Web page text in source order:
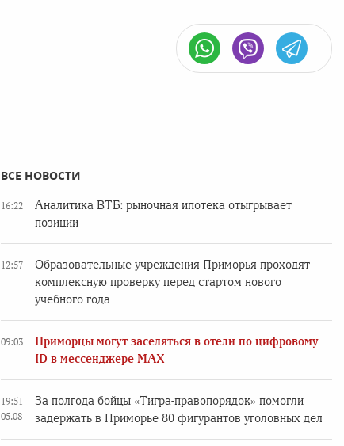
ВСЕ НОВОСТИ
16:22
Аналитика ВТБ: рыночная ипотека отыгрывает
позиции
12:57
Образовательные учреждения Приморья проходят
комплексную проверку перед стартом нового
учебного года
09:03
Приморцы могут заселяться в отели по цифровому
ID в мессенджере MAX
19:51
05.08
За полгода бойцы «Тигра-правопорядок» помогли
задержать в Приморье 80 фигурантов уголовных дел